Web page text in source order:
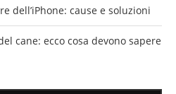
dell’iPhone: cause e soluzioni
cane: ecco cosa devono sapere